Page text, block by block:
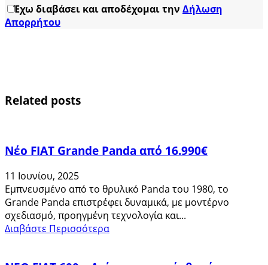
Έχω διαβάσει και αποδέχομαι την Δήλωση
Απορρήτου
Related posts
Νέο FIAT Grande Panda από 16.990€
11 Ιουνίου, 2025
Εμπνευσμένο από το θρυλικό Panda του 1980, το
Grande Panda επιστρέφει δυναμικά, με μοντέρνο
σχεδιασμό, προηγμένη τεχνολογία και...
Διαβάστε Περισσότερα